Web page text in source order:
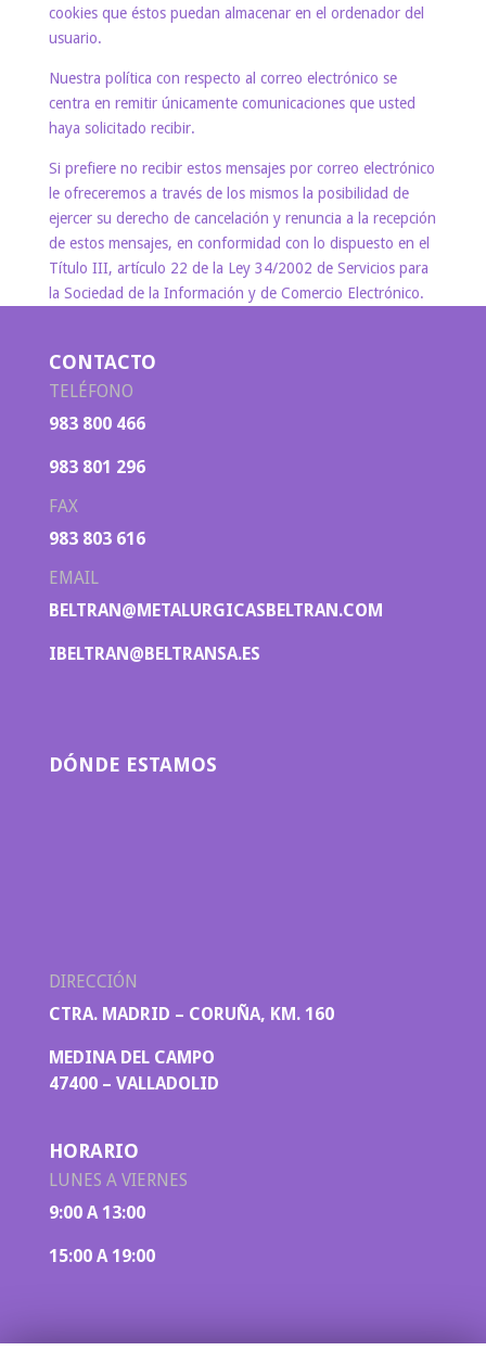
cookies que éstos puedan almacenar en el ordenador del
usuario.
Nuestra política con respecto al correo electrónico se
centra en remitir únicamente comunicaciones que usted
haya solicitado recibir.
Si prefiere no recibir estos mensajes por correo electrónico
le ofreceremos a través de los mismos la posibilidad de
ejercer su derecho de cancelación y renuncia a la recepción
de estos mensajes, en conformidad con lo dispuesto en el
Título III, artículo 22 de la Ley 34/2002 de Servicios para
la Sociedad de la Información y de Comercio Electrónico.
CONTACTO
TELÉFONO
983 800 466
983 801 296
FAX
983 803 616
EMAIL
BELTRAN@METALURGICASBELTRAN.COM
IBELTRAN@BELTRANSA.ES
DÓNDE ESTAMOS
DIRECCIÓN
CTRA. MADRID – CORUÑA, KM. 160
MEDINA DEL CAMPO
47400 – VALLADOLID
HORARIO
LUNES A VIERNES
9:00 A 13:00
15:00 A 19:00